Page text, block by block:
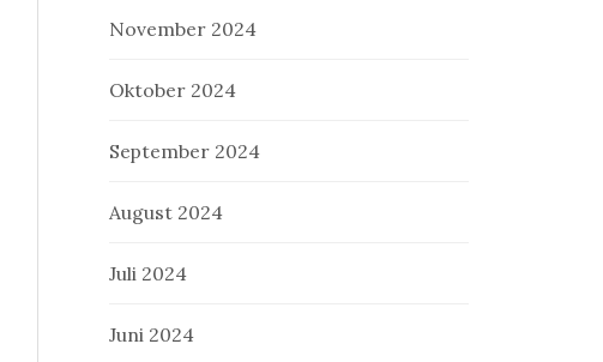
November 2024
Oktober 2024
September 2024
August 2024
Juli 2024
Juni 2024